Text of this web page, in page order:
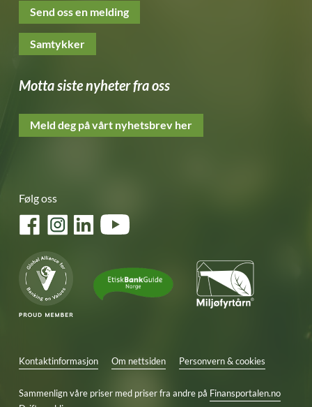
Send oss en melding
Samtykker
Motta siste nyheter fra oss
Meld deg på vårt nyhetsbrev her
Følg oss
FacebookInstagramLinkedInYouTube
Kontaktinformasjon Om nettsiden Personvern & cookies
Sammenlign våre priser med priser fra andre på Finansportalen.no